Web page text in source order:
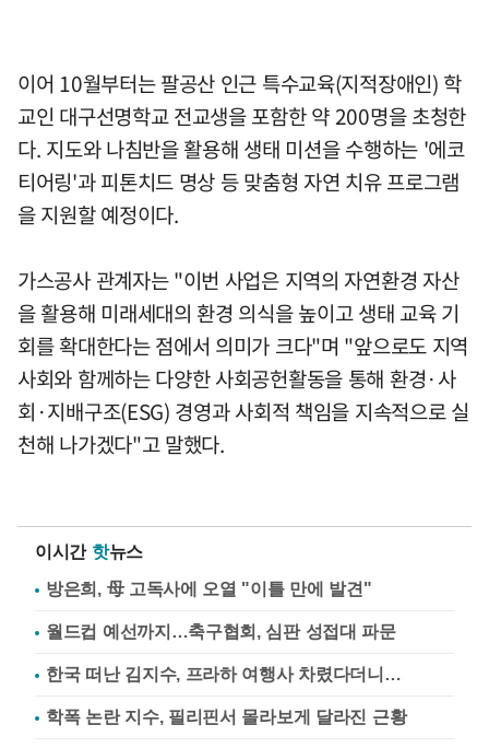
이어 10월부터는 팔공산 인근 특수교육(지적장애인) 학
교인 대구선명학교 전교생을 포함한 약 200명을 초청한
다. 지도와 나침반을 활용해 생태 미션을 수행하는 '에코
티어링'과 피톤치드 명상 등 맞춤형 자연 치유 프로그램
을 지원할 예정이다.
가스공사 관계자는 "이번 사업은 지역의 자연환경 자산
을 활용해 미래세대의 환경 의식을 높이고 생태 교육 기
회를 확대한다는 점에서 의미가 크다"며 "앞으로도 지역
사회와 함께하는 다양한 사회공헌활동을 통해 환경·사
회·지배구조(ESG) 경영과 사회적 책임을 지속적으로 실
천해 나가겠다"고 말했다.
이시간 핫뉴스
방은희, 母 고독사에 오열 "이틀 만에 발견"
월드컵 예선까지…축구협회, 심판 성접대 파문
한국 떠난 김지수, 프라하 여행사 차렸다더니…
학폭 논란 지수, 필리핀서 몰라보게 달라진 근황